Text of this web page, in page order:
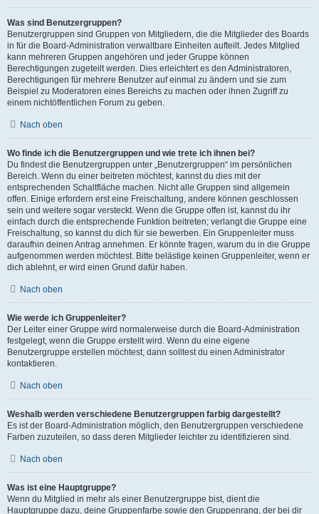
Was sind Benutzergruppen?
Benutzergruppen sind Gruppen von Mitgliedern, die die Mitglieder des Boards
in für die Board-Administration verwaltbare Einheiten aufteilt. Jedes Mitglied
kann mehreren Gruppen angehören und jeder Gruppe können
Berechtigungen zugeteilt werden. Dies erleichtert es den Administratoren,
Berechtigungen für mehrere Benutzer auf einmal zu ändern und sie zum
Beispiel zu Moderatoren eines Bereichs zu machen oder ihnen Zugriff zu
einem nichtöffentlichen Forum zu geben.
Nach oben
Wo finde ich die Benutzergruppen und wie trete ich ihnen bei?
Du findest die Benutzergruppen unter „Benutzergruppen“ im persönlichen
Bereich. Wenn du einer beitreten möchtest, kannst du dies mit der
entsprechenden Schaltfläche machen. Nicht alle Gruppen sind allgemein
offen. Einige erfordern erst eine Freischaltung, andere können geschlossen
sein und weitere sogar versteckt. Wenn die Gruppe offen ist, kannst du ihr
einfach durch die entsprechende Funktion beitreten; verlangt die Gruppe eine
Freischaltung, so kannst du dich für sie bewerben. Ein Gruppenleiter muss
daraufhin deinen Antrag annehmen. Er könnte fragen, warum du in die Gruppe
aufgenommen werden möchtest. Bitte belästige keinen Gruppenleiter, wenn er
dich ablehnt, er wird einen Grund dafür haben.
Nach oben
Wie werde ich Gruppenleiter?
Der Leiter einer Gruppe wird normalerweise durch die Board-Administration
festgelegt, wenn die Gruppe erstellt wird. Wenn du eine eigene
Benutzergruppe erstellen möchtest, dann solltest du einen Administrator
kontaktieren.
Nach oben
Weshalb werden verschiedene Benutzergruppen farbig dargestellt?
Es ist der Board-Administration möglich, den Benutzergruppen verschiedene
Farben zuzuteilen, so dass deren Mitglieder leichter zu identifizieren sind.
Nach oben
Was ist eine Hauptgruppe?
Wenn du Mitglied in mehr als einer Benutzergruppe bist, dient die
Hauptgruppe dazu, deine Gruppenfarbe sowie den Gruppenrang, der bei dir